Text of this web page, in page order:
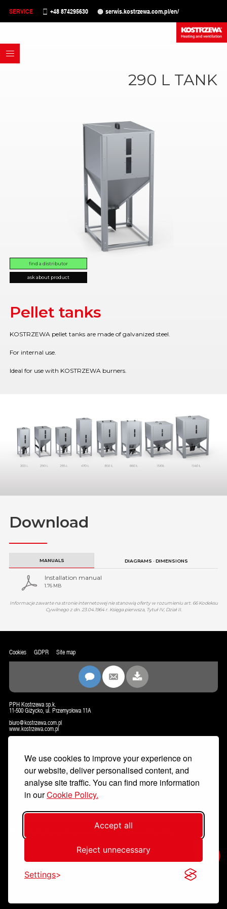
We use cookies to improve your experience on
our website, deliver personalised content, and
analyse site traffic. You can find more information
in ourCookie Policy.
Accept all
Reject unnecessary
Settings
SERVICE +48 874295630 serwis.kostrzewa.com.pl/en/
Pellet tanks
KOSTRZEWA pellet tanks are made of galvanized steel.
For internal use.
Ideal for use with KOSTRZEWA burners.
290 L TANK
find a distributor
ask about product
Download
MANUALS DIAGRAMS · DIMENSIONS
Installation manual
1.76 MB
Informacje zawarte na stronie internetowej nie stanowią oferty w rozumieniu art. 66 Kodeksu
Cywilnego z dn. 23.04.1964 r. Księga pierwsza, Tytuł IV, Dział II.
Cookies GDPR Site map
PPH Kostrzewa sp.k.
11-500 Giżycko, ul. Przemysłowa 11A
biuro@kostrzewa.com.pl
www.kostrzewa.com.pl
NEWSLETTER
data policy